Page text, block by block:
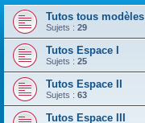
Tutos tous modèles
Sujets : 29
Tutos Espace I
Sujets : 25
Tutos Espace II
Sujets : 63
Tutos Espace III